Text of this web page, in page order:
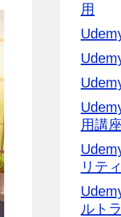
用
用講座
リティ
ルト